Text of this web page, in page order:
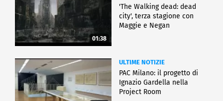
01:38
'The Walking dead: dead
city', terza stagione con
Maggie e Negan
ULTIME NOTIZIE
PAC Milano: il progetto di
Ignazio Gardella nella
Project Room